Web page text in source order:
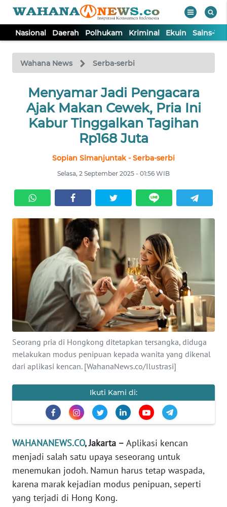
Nasional Daerah Polhukam Kriminal Ekuin Sains-
Wahana News Serba-serbi
Menyamar Jadi Pengacara
Ajak Makan Cewek, Pria Ini
Kabur Tinggalkan Tagihan
Rp168 Juta
Sopian Simanjuntak - Serba-serbi
Selasa, 2 September 2025 - 01:56 WIB
Seorang pria di Hongkong ditetapkan tersangka, diduga
melakukan modus penipuan kepada wanita yang dikenal
dari aplikasi kencan. [WahanaNews.co/Ilustrasi]
Ikuti Kami di:
WAHANANEWS.CO, Jakarta – Aplikasi kencan
menjadi salah satu upaya seseorang untuk
menemukan jodoh. Namun harus tetap waspada,
karena marak kejadian modus penipuan, seperti
yang terjadi di Hong Kong.
TV
Tutup
NASIONAL
DAERAH
EKUIN
SAINS-TEKNO
KESEHATAN
INTERNASIONAL
SERBA-SERBI
PENDIDIKAN
OLAHRAGA
OPINI
Informasi
BERITA